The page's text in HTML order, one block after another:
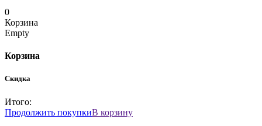
0
Корзина
Empty
Корзина
Скидка
Итого:
Продолжить покупкиВ корзину